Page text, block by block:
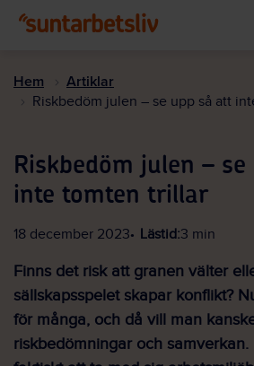
Hem Artiklar
Riskbedöm julen – se upp så att
Riskbedöm julen –
inte tomten trillar
18 december 2023 Lästid:3 min
Finns det risk att granen välter
sällskapsspelet skapar konflikt?
för många, och då vill man
riskbedömningar och